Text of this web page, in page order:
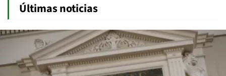
Últimas noticias